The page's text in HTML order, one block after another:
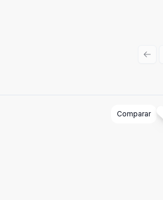
Comparar